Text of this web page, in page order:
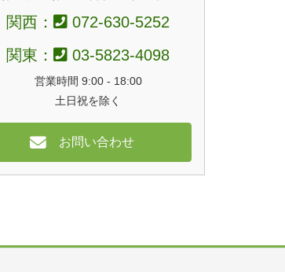
関西：
072-630-5252
関東：
03-5823-4098
営業時間 9:00 - 18:00
土日祝を除く
お問い合わせ